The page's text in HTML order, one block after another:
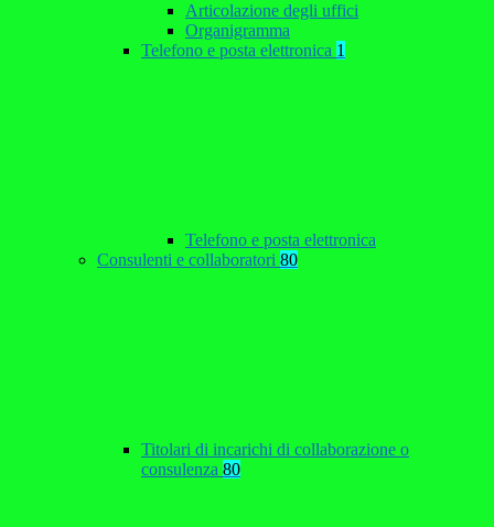
Articolazione degli uffici
Organigramma
Telefono e posta elettronica 1
Telefono e posta elettronica
Consulenti e collaboratori 80
Titolari di incarichi di collaborazione o
consulenza 80